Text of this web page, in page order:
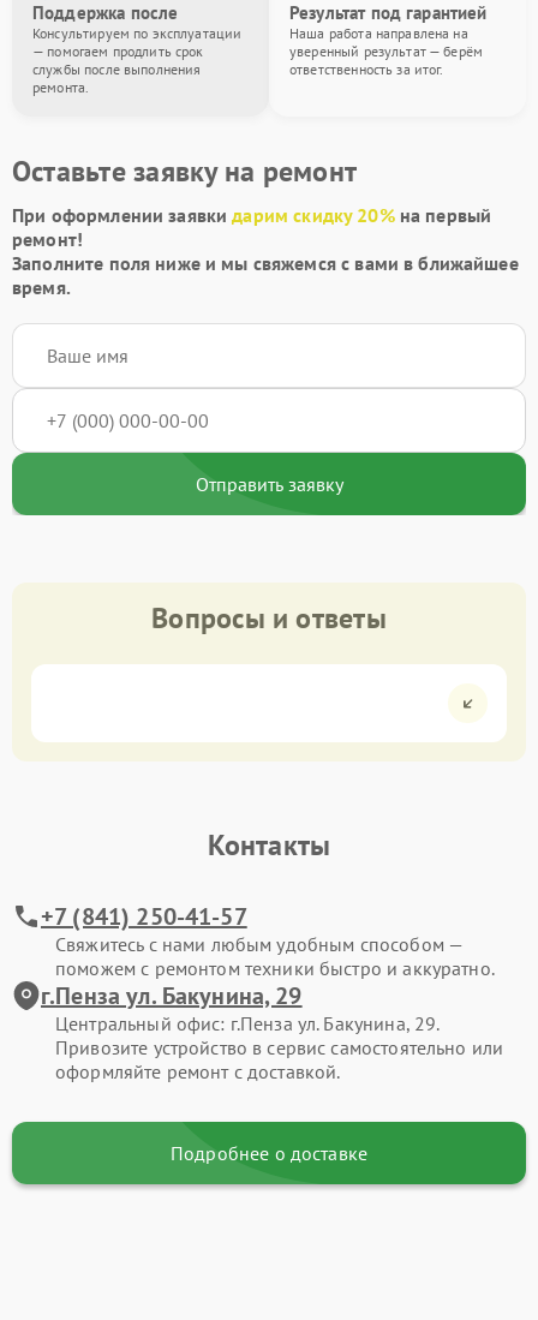
Поддержка после
Консультируем по эксплуатации
— помогаем продлить срок
службы после выполнения
ремонта.
Результат под гарантией
Наша работа направлена на
уверенный результат — берём
ответственность за итог.
Оставьте заявку на ремонт
При оформлении заявкидарим скидку 20%на первый
ремонт!
Заполните поля ниже и мы свяжемся с вами в ближайшее
время.
Отправить заявку
Вопросы и ответы
Контакты
+7 (841) 250-41-57
Свяжитесь с нами любым удобным способом —
поможем с ремонтом техники быстро и аккуратно.
г.Пенза ул. Бакунина, 29
Центральный офис: г.Пенза ул. Бакунина, 29.
Привозите устройство в сервис самостоятельно или
оформляйте ремонт с доставкой.
Подробнее о доставке